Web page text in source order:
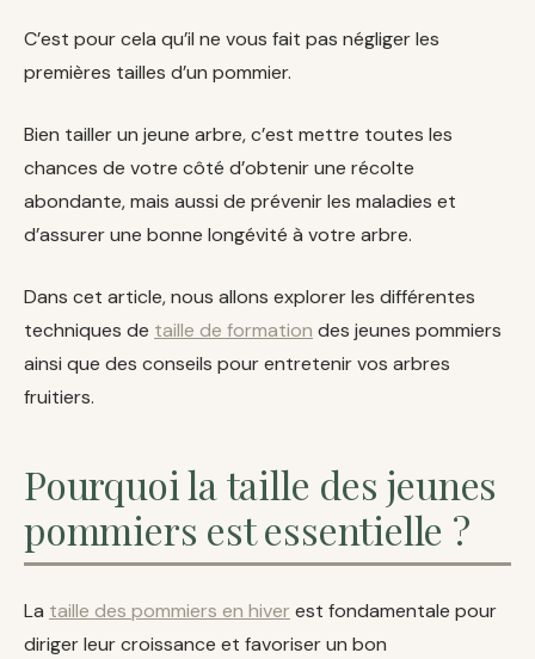
C’est pour cela qu’il ne vous fait pas négliger les
premières tailles d’un pommier.
Bien tailler un jeune arbre, c’est mettre toutes les
chances de votre côté d’obtenir une récolte
abondante, mais aussi de prévenir les maladies et
d’assurer une bonne longévité à votre arbre.
Dans cet article, nous allons explorer les différentes
techniques de taille de formation des jeunes pommiers
ainsi que des conseils pour entretenir vos arbres
fruitiers.
Pourquoi la taille des jeunes
pommiers est essentielle ?
La taille des pommiers en hiver est fondamentale pour
diriger leur croissance et favoriser un bon